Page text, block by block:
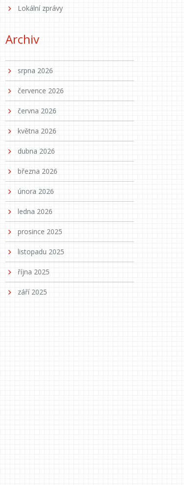
Lokální zprávy
Archiv
srpna 2026
července 2026
června 2026
května 2026
dubna 2026
března 2026
února 2026
ledna 2026
prosince 2025
listopadu 2025
října 2025
září 2025